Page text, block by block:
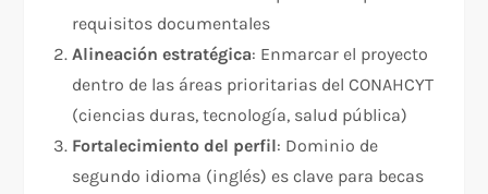
requisitos documentales​
Alineación estratégica: Enmarcar el proyecto
dentro de las áreas prioritarias del CONAHCYT
(ciencias duras, tecnología, salud pública)​
Fortalecimiento del perfil: Dominio de
segundo idioma (inglés) es clave para becas